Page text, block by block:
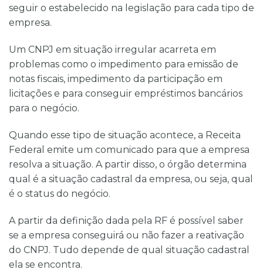
seguir o estabelecido na legislação para cada tipo de
empresa.
Um CNPJ em situação irregular acarreta em
problemas como o impedimento para emissão de
notas fiscais, impedimento da participação em
licitações e para conseguir empréstimos bancários
para o negócio.
Quando esse tipo de situação acontece, a Receita
Federal emite um comunicado para que a empresa
resolva a situação. A partir disso, o órgão determina
qual é a situação cadastral da empresa, ou seja, qual
é o status do negócio.
A partir da definição dada pela RF é possível saber
se a empresa conseguirá ou não fazer a reativação
do CNPJ. Tudo depende de qual situação cadastral
ela se encontra.